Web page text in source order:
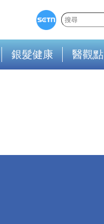
銀髮健康 醫觀點